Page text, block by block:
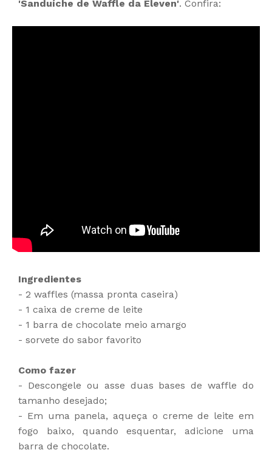
'Sanduíche de Waffle da Eleven'. Confira:
Ingredientes
- 2 waffles (massa pronta caseira)
- 1 caixa de creme de leite
- 1 barra de chocolate meio amargo
- sorvete do sabor favorito
Como fazer
- Descongele ou asse duas bases de waffle do
tamanho desejado;
- Em uma panela, aqueça o creme de leite em
fogo baixo, quando esquentar, adicione uma
barra de chocolate.